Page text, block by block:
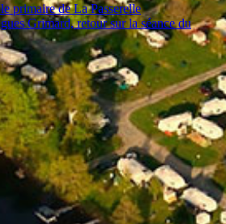
primaire de La Passerelle
Grimard, retour sur la séance du